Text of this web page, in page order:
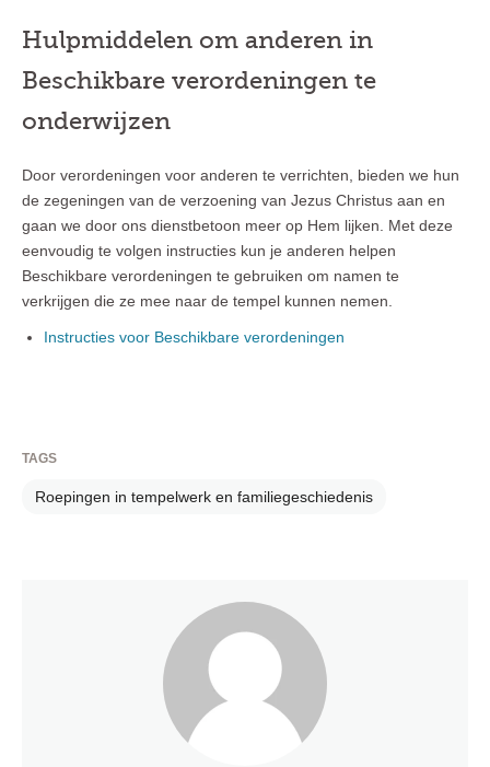
Hulpmiddelen om anderen in
Beschikbare verordeningen te
onderwijzen
Door verordeningen voor anderen te verrichten, bieden we hun
de zegeningen van de verzoening van Jezus Christus aan en
gaan we door ons dienstbetoon meer op Hem lijken. Met deze
eenvoudig te volgen instructies kun je anderen helpen
Beschikbare verordeningen te gebruiken om namen te
verkrijgen die ze mee naar de tempel kunnen nemen.
Instructies voor Beschikbare verordeningen
TAGS
Roepingen in tempelwerk en familiegeschiedenis